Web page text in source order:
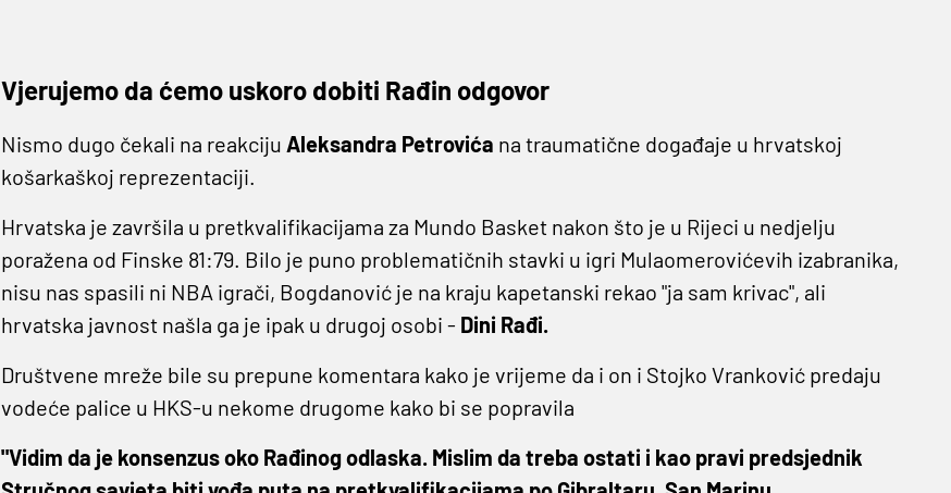
Vjerujemo da ćemo uskoro dobiti Rađin odgovor
Nismo dugo čekali na reakciju Aleksandra Petrovića na traumatične događaje u hrvatskoj
košarkaškoj reprezentaciji.
Hrvatska je završila u pretkvalifikacijama za Mundo Basket nakon što je u Rijeci u nedjelju
poražena od Finske 81:79. Bilo je puno problematičnih stavki u igri Mulaomerovićevih izabranika,
nisu nas spasili ni NBA igrači, Bogdanović je na kraju kapetanski rekao "ja sam krivac", ali
hrvatska javnost našla ga je ipak u drugoj osobi - Dini Rađi.
Društvene mreže bile su prepune komentara kako je vrijeme da i on i Stojko Vranković predaju
vodeće palice u HKS-u nekome drugome kako bi se popravila
"Vidim da je konsenzus oko Rađinog odlaska. Mislim da treba ostati i kao pravi predsjednik